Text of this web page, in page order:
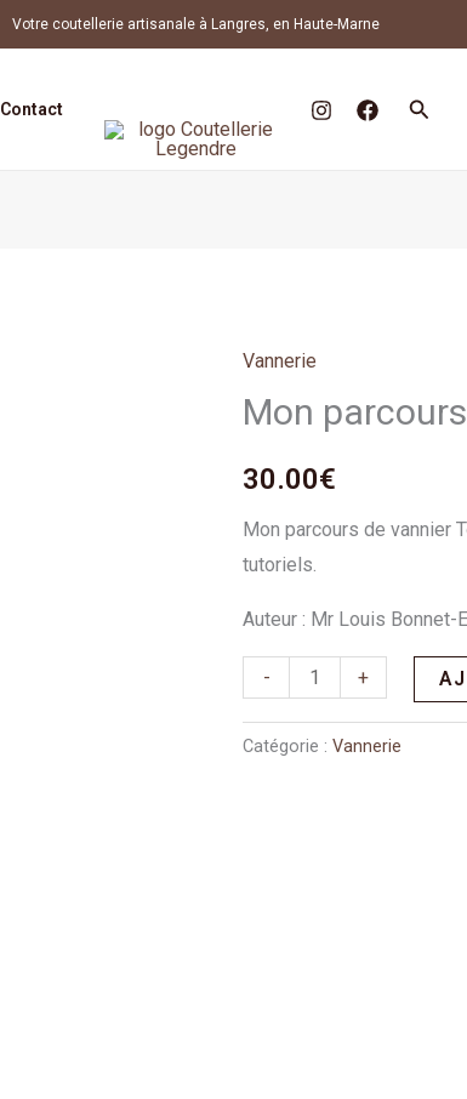
Votre coutellerie artisanale à Langres, en Haute-Marne
Contact
Vannerie
Mon
30.00€
Mon parcours de vannier
tutoriels.
Auteur : Mr Louis Bonnet-
-
quantité
de
parcours
vannier
2
+
Catégorie :Vannerie